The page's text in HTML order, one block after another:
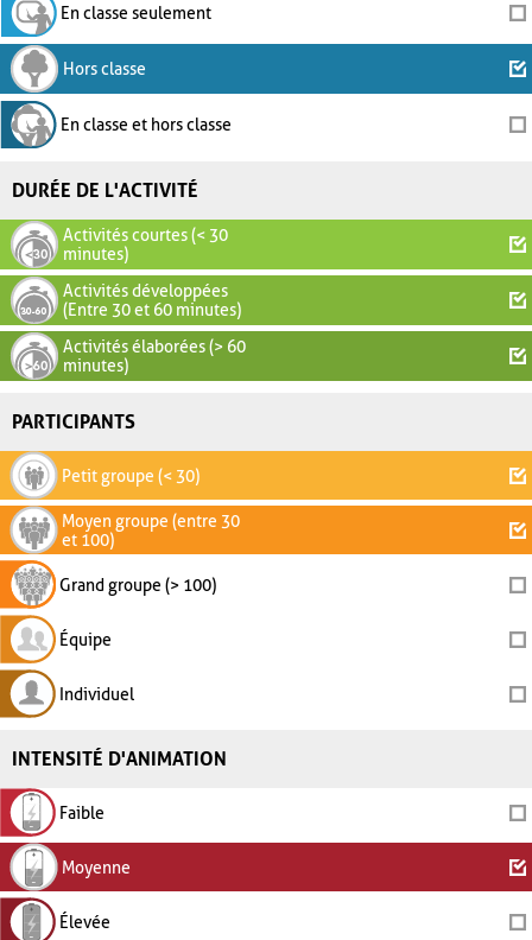
En classe seulement
Hors classe
En classe et hors classe
DURÉE DE L'ACTIVITÉ
Activités courtes (< 30
minutes)
Activités développées
(Entre 30 et 60 minutes)
Activités élaborées (> 60
minutes)
PARTICIPANTS
Petit groupe (< 30)
Moyen groupe (entre 30
et 100)
Grand groupe (> 100)
Équipe
Individuel
INTENSITÉ D'ANIMATION
Faible
Moyenne
Élevée